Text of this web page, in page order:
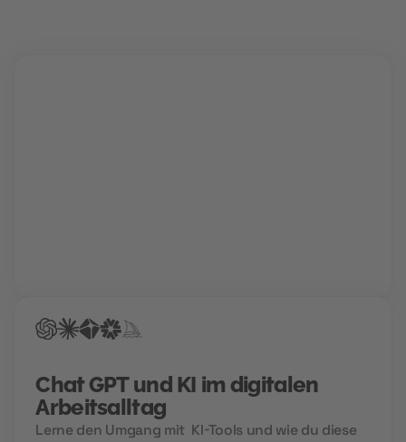
Chat GPT und KI im digitalen
Arbeitsalltag
Lerne den Umgang mit KI-Tools und wie du diese